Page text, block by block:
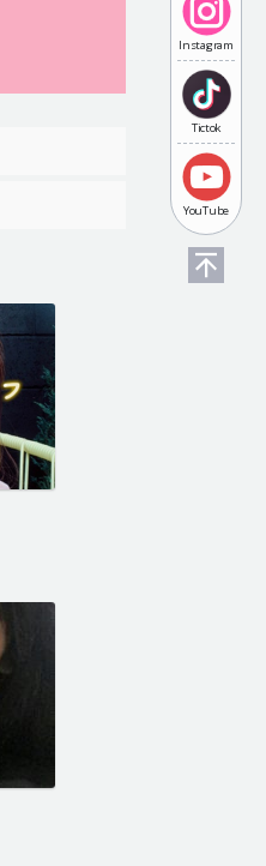
Instagram
Tictok
YouTube